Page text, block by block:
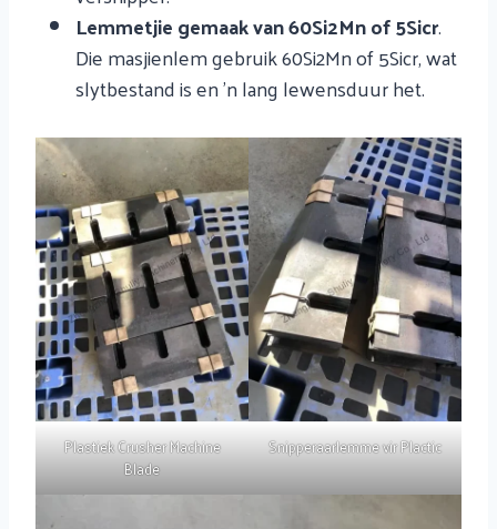
Lemmetjie gemaak van 60Si2Mn of 5Sicr.
Die masjienlem gebruik 60Si2Mn of 5Sicr, wat
slytbestand is en 'n lang lewensduur het.
Plastiek Crusher Machine
Blade
Snipperaarlemme vir Plactic